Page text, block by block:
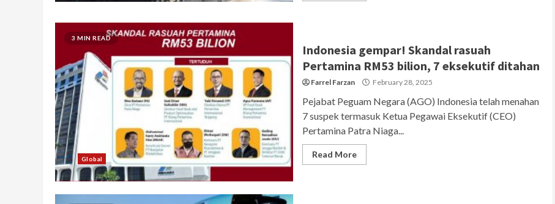
3 MIN READ
Global
Indonesia gempar! Skandal rasuah
Pertamina RM53 bilion, 7 eksekutif ditahan
Farrel Farzan February 28, 2025
Pejabat Peguam Negara (AGO) Indonesia telah menahan
7 suspek termasuk Ketua Pegawai Eksekutif (CEO)
Pertamina Patra Niaga...
Read More